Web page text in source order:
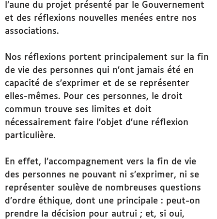
l’aune du projet présenté par le Gouvernement
et des réflexions nouvelles menées entre nos
associations.
Nos réflexions portent principalement sur la fin
de vie des personnes qui n’ont jamais été en
capacité de s’exprimer et de se représenter
elles-mêmes. Pour ces personnes, le droit
commun trouve ses limites et doit
nécessairement faire l’objet d’une réflexion
particulière.
En effet, l’accompagnement vers la fin de vie
des personnes ne pouvant ni s’exprimer, ni se
représenter soulève de nombreuses questions
d’ordre éthique, dont une principale : peut-on
prendre la décision pour autrui ; et, si oui,